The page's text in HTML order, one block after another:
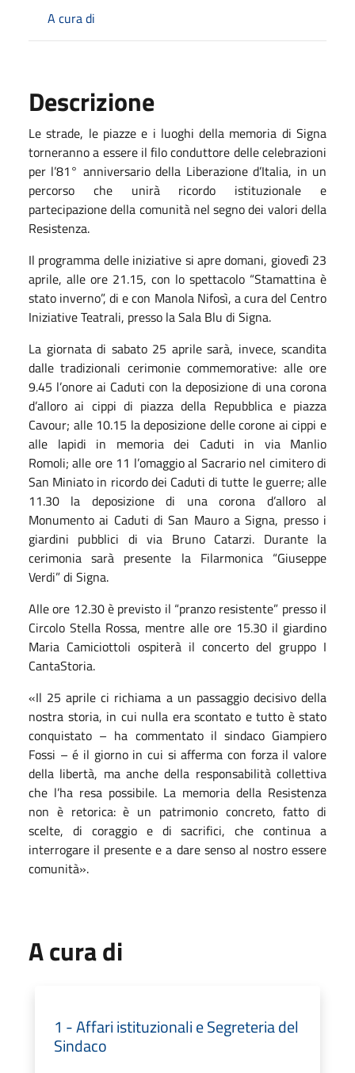
A cura di
Descrizione
Le strade, le piazze e i luoghi della memoria di Signa
torneranno a essere il filo conduttore delle celebrazioni
per l’81° anniversario della Liberazione d’Italia, in un
percorso che unirà ricordo istituzionale e
partecipazione della comunità nel segno dei valori della
Resistenza.
Il programma delle iniziative si apre domani, giovedì 23
aprile, alle ore 21.15, con lo spettacolo “Stamattina è
stato inverno”, di e con Manola Nifosì, a cura del Centro
Iniziative Teatrali, presso la Sala Blu di Signa.
La giornata di sabato 25 aprile sarà, invece, scandita
dalle tradizionali cerimonie commemorative: alle ore
9.45 l’onore ai Caduti con la deposizione di una corona
d’alloro ai cippi di piazza della Repubblica e piazza
Cavour; alle 10.15 la deposizione delle corone ai cippi e
alle lapidi in memoria dei Caduti in via Manlio
Romoli; alle ore 11 l’omaggio al Sacrario nel cimitero di
San Miniato in ricordo dei Caduti di tutte le guerre; alle
11.30 la deposizione di una corona d’alloro al
Monumento ai Caduti di San Mauro a Signa, presso i
giardini pubblici di via Bruno Catarzi. Durante la
cerimonia sarà presente la Filarmonica “Giuseppe
Verdi” di Signa.
Alle ore 12.30 è previsto il “pranzo resistente” presso il
Circolo Stella Rossa, mentre alle ore 15.30 il giardino
Maria Camiciottoli ospiterà il concerto del gruppo I
CantaStoria.
«Il 25 aprile ci richiama a un passaggio decisivo della
nostra storia, in cui nulla era scontato e tutto è stato
conquistato – ha commentato il sindaco Giampiero
Fossi – é il giorno in cui si afferma con forza il valore
della libertà, ma anche della responsabilità collettiva
che l’ha resa possibile. La memoria della Resistenza
non è retorica: è un patrimonio concreto, fatto di
scelte, di coraggio e di sacrifici, che continua a
interrogare il presente e a dare senso al nostro essere
comunità».
A cura di
1 - Affari istituzionali e Segreteria del
Sindaco